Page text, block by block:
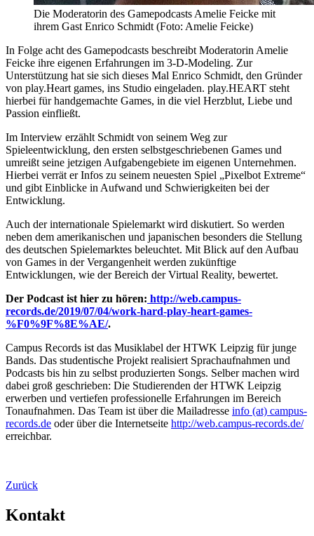
Die Moderatorin des Gamepodcasts Amelie Feicke mit
ihrem Gast Enrico Schmidt (Foto: Amelie Feicke)
In Folge acht des Gamepodcasts beschreibt Moderatorin Amelie
Feicke ihre eigenen Erfahrungen im 3-D-Modeling. Zur
Unterstützung hat sie sich dieses Mal Enrico Schmidt, den Gründer
von play.Heart games, ins Studio eingeladen. play.HEART steht
hierbei für handgemachte Games, in die viel Herzblut, Liebe und
Passion einfließt.
Im Interview erzählt Schmidt von seinem Weg zur
Spieleentwicklung, den ersten selbstgeschriebenen Games und
umreißt seine jetzigen Aufgabengebiete im eigenen Unternehmen.
Hierbei verrät er Infos zu seinem neuesten Spiel „Pixelbot Extreme“
und gibt Einblicke in Aufwand und Schwierigkeiten bei der
Entwicklung.
Auch der internationale Spielemarkt wird diskutiert. So werden
neben dem amerikanischen und japanischen besonders die Stellung
des deutschen Spielemarktes beleuchtet. Mit Blick auf den Aufbau
von Games in der Vergangenheit werden zukünftige
Entwicklungen, wie der Bereich der Virtual Reality, bewertet.
Der Podcast ist hier zu hören: http://web.campus-
records.de/2019/07/04/work-hard-play-heart-games-
%F0%9F%8E%AE/.
Campus Records ist das Musiklabel der HTWK Leipzig für junge
Bands. Das studentische Projekt realisiert Sprachaufnahmen und
Podcasts bis hin zu selbst produzierten Songs. Selber machen wird
dabei groß geschrieben: Die Studierenden der HTWK Leipzig
erwerben und vertiefen professionelle Erfahrungen im Bereich
Tonaufnahmen. Das Team ist über die Mailadresse info (at) campus-
records.de oder über die Internetseite http://web.campus-records.de/
erreichbar.
Zurück
Kontakt